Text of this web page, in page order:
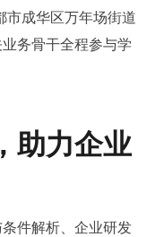
市成华区万年场街道
务骨干全程参与学
助力企业
件解析、企业研发